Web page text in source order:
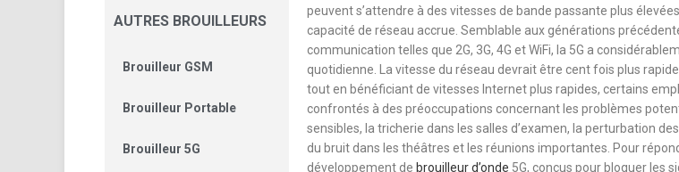
AUTRES BROUILLEURS
Brouilleur GSM
Brouilleur Portable
Brouilleur 5G
peuvent s’attendre à des vitesses de bande passante plus
capacité de réseau accrue. Semblable aux générations
communication telles que 2G, 3G, 4G et WiFi, la 5G a
quotidienne. La vitesse du réseau devrait être cent fois plus
tout en bénéficiant de vitesses Internet plus rapides, certains
confrontés à des préoccupations concernant les problèmes
sensibles, la tricherie dans les salles d’examen, la perturbation
du bruit dans les théâtres et les réunions importantes. Pour
développement de brouilleur d’onde 5G, conçus pour bloquer les